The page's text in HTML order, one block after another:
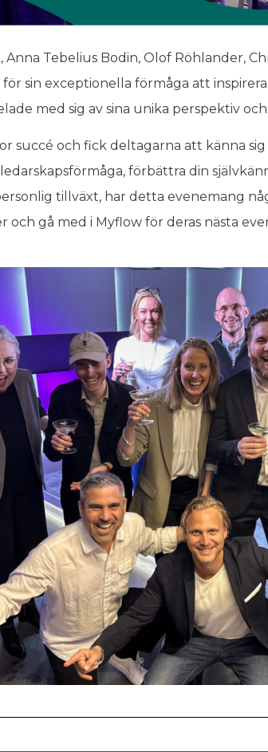
Anna Tebelius Bodin, Olof Röhlander,
för sin exceptionella förmåga att
med sig av sina unika perspektiv
succé och fick deltagarna att känna
förbättra din
tillväxt, har detta evenemang
och gå med i Myflow för deras nästa